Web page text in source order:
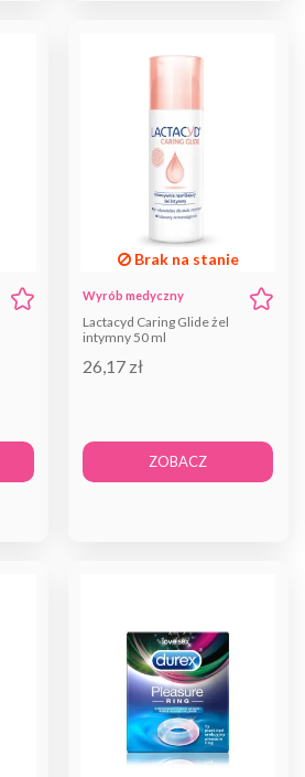
Brak na stanie
Wyrób medyczny
Lactacyd Caring Glide żel
intymny 50 ml
26,17 zł
ZOBACZ